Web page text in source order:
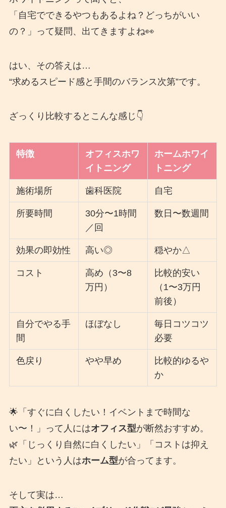
「自宅でできるやつもあるよね？どっちがいい
の？」って疑問、出てきますよね👀
はい、その答えは…
“求めるスピード感と手間のバランス次第”です。
ざっくり比較するとこんな感じ👇
特徴
オフィスホワ
イトニング
ホームホワイ
トニング
施術場所 歯科医院 自宅
所要時間
30分〜1時間
／回
数日〜数週間
効果の即効性 高い◎ 穏やか△
コスト
高め（3〜8
万円）
比較的安い
（1〜3万円
前後）
自分でやる手
間
ほぼなし
毎日コツコツ
必要
色戻り やや早め
比較的ゆるや
か
🌟「すぐに白くしたい！イベントまで時間な
い〜！」って人にはオフィス型が断然おすすめ。
🌿「じっくり自然に白くしたい」「コストは抑え
たい」という人はホーム型が合ってます。
そして実は…